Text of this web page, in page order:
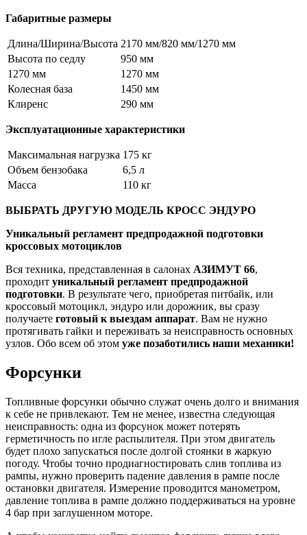
Габаритные размеры
Длина/Ширина/Высота 2170 мм/820 мм/1270 мм
Высота по седлу
950 мм
1270 мм
1270 мм
Колесная база
1450 мм
Клиренс
290 мм
Эксплуатационные характеристики
Максимальная нагрузка 175 кг
Объем бензобака
6,5 л
Масса
110 кг
ВЫБРАТЬ ДРУГУЮ МОДЕЛЬ КРОСС ЭНДУРО
Уникальный регламент предпродажной подготовки
кроссовых мотоциклов
Вся техника, представленная в салонах АЗИМУТ 66,
проходит уникальный регламент предпродажной
подготовки. В результате чего, приобретая питбайк, или
кроссовый мотоцикл, эндуро или дорожник, вы сразу
получаете готовый к выездам аппарат. Вам не нужно
протягивать гайки и переживать за неисправность основных
узлов. Обо всем об этом уже позаботились наши механики!
Форсунки
Топливные форсунки обычно служат очень долго и внимания
к себе не привлекают. Тем не менее, известна следующая
неисправность: одна из форсунок может потерять
герметичность по игле распылителя. При этом двигатель
будет плохо запускаться после долгой стоянки в жаркую
погоду. Чтобы точно продиагностировать слив топлива из
рампы, нужно проверить падение давления в рампе после
остановки двигателя. Измерение проводится манометром,
давление топлива в рампе должно поддерживаться на уровне
4 бар при заглушенном моторе.